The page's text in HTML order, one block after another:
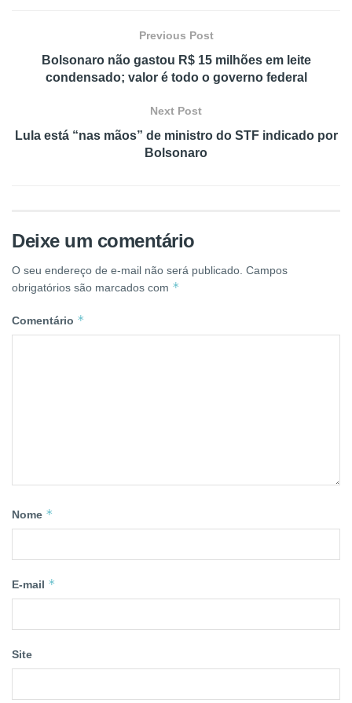
Previous Post
Bolsonaro não gastou R$ 15 milhões em leite
condensado; valor é todo o governo federal
Next Post
Lula está “nas mãos” de ministro do STF indicado por
Bolsonaro
Deixe um comentário
O seu endereço de e-mail não será publicado. Campos
obrigatórios são marcados com *
Comentário *
Nome *
E-mail *
Site